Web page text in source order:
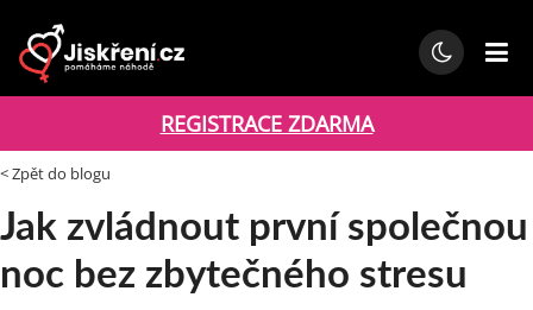
REGISTRACE ZDARMA
< Zpět do blogu
Jak zvládnout první společnou
noc bez zbytečného stresu